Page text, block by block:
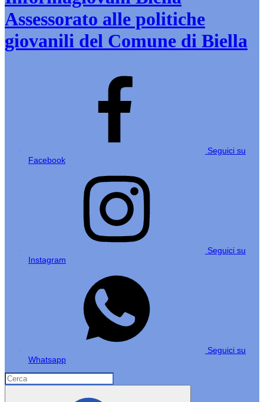
Assessorato alle politiche
giovanili del Comune di Biella
Seguici su
Facebook
Seguici su
Instagram
Seguici su
Whatsapp